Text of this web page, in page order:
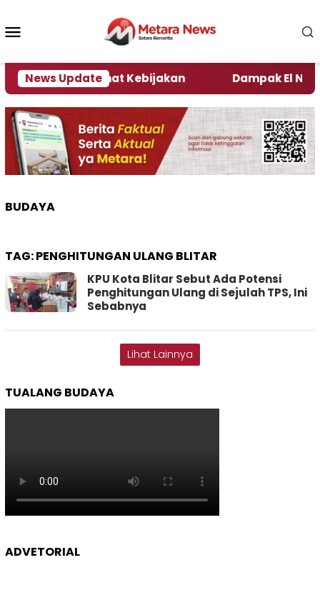
konten
News Update
Kata Pengamat Kebijakan Dampak El Nino,
BUDAYA
TAG:PENGHITUNGAN ULANG BLITAR
KPU Kota Blitar Sebut Ada Potensi
Penghitungan Ulang di Sejulah TPS, Ini
Sebabnya
Lihat Lainnya
TUALANG BUDAYA
ADVETORIAL